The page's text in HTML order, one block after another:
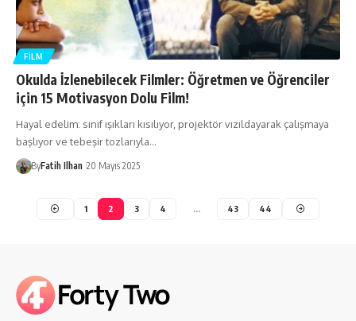
FILM
Okulda İzlenebilecek Filmler: Öğretmen ve Öğrenciler
için 15 Motivasyon Dolu Film!
Hayal edelim: sınıf ışıkları kısılıyor, projektör vızıldayarak çalışmaya
başlıyor ve tebeşir tozlarıyla…
ByFatih Ilhan 20 Mayıs 2025
1 2 3 4 … 43 44